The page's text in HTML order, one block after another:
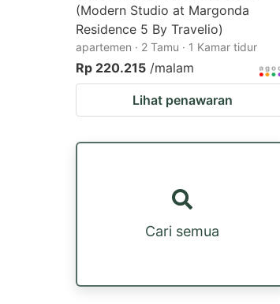
(Modern Studio at Margonda
Residence 5 By Travelio)
apartemen · 2 Tamu · 1 Kamar tidur
Rp 220.215 /malam
Lihat penawaran
Cari semua